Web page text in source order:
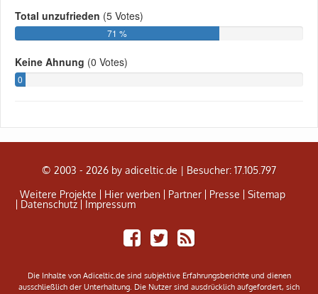
© 2003 - 2026 by adiceltic.de |
Besucher: 17.105.797
Weitere Projekte
Hier werben Partner Presse
Sitemap
Datenschutz
Impressum
Share
on
TweetAdiceltic
RSS
Die Inhalte von Adiceltic.de sind subjektive Erfahrungsberichte und dienen
ausschließlich der Unterhaltung. Die Nutzer sind ausdrücklich aufgefordert, sich